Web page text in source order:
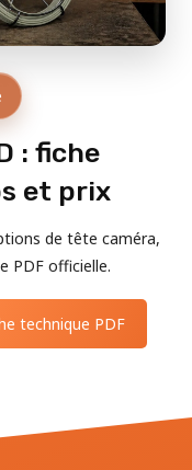
: fiche
et prix
de tête caméra,
PDF officielle.
technique PDF